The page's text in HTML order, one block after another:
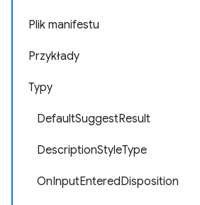
Plik manifestu
Przykłady
Typy
DefaultSuggestResult
DescriptionStyleType
OnInputEnteredDisposition